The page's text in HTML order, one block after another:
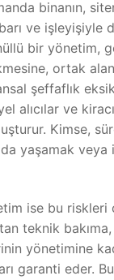
binanın,
ve işleyişiyle
bir yönetim,
ortak
şeffaflık
alıcılar ve
Kimse,
yaşamak
ise bu riskleri
teknik
yönetimine
garanti eder.